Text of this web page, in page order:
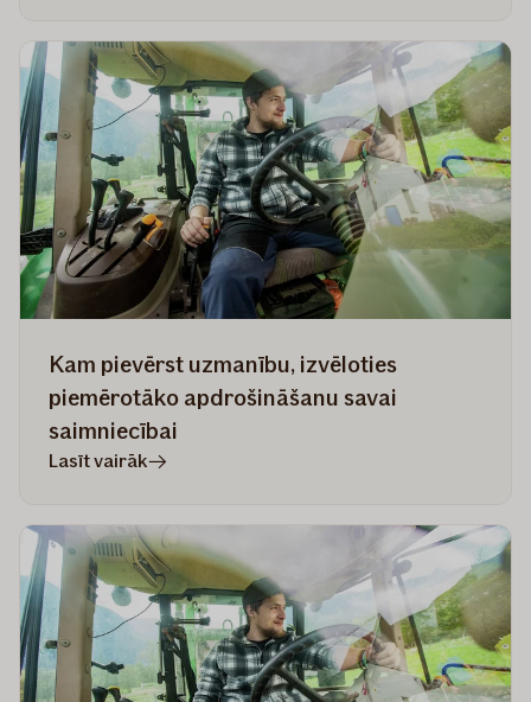
pārsteidz
–
ko
svarīgi
zināt
daudzdzīvokļu
ēku
iedzīvotājiem
Kam pievērst uzmanību, izvēloties
piemērotāko apdrošināšanu savai
saimniecībai
Lasīt vairākrakstā
uzmanību,
izvēloties
piemērotāko
apdrošināšanu
savai
saimniecībai